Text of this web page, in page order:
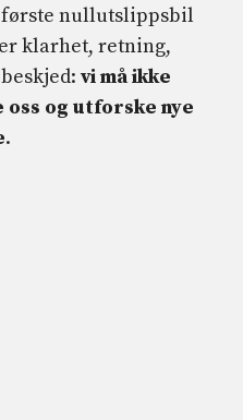
nullutslippsbil
klarhet, retning,
vi må ikke
og utforske nye
.